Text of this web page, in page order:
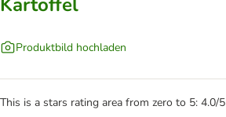
Produktbild hochladen
This is a stars rating area from zero to 5: 4.0/5